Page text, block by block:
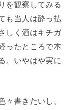
を観察してみる
も当人は酔っ払
しく酒はキチガ
ったところで本
。いやはや実に
々書きたいし、